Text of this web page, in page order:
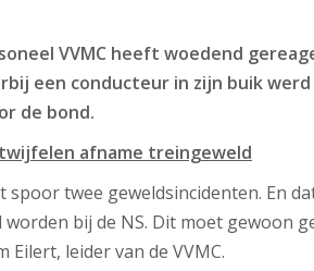
VVMC heeft woedend
een conducteur in zijn buik
de bond.
afname treingeweld
twee geweldsincidenten. En
worden bij de NS. Dit moet gewoon
Eilert, leider van de VVMC.